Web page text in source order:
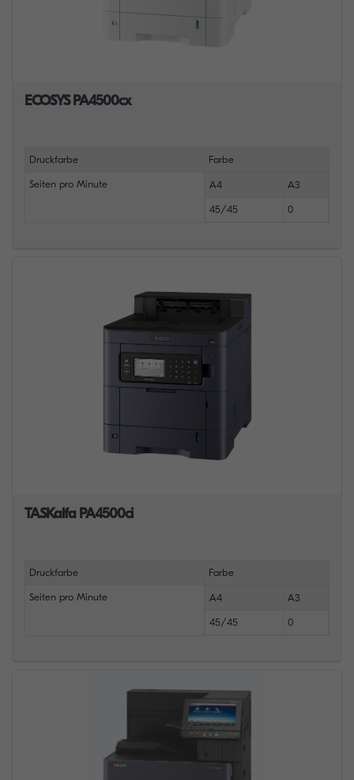
ECOSYS PA4500cx
Druckfarbe Farbe
Seiten pro Minute A4 A3
45/45 0
TASKalfa PA4500ci
Druckfarbe Farbe
Seiten pro Minute A4 A3
45/45 0